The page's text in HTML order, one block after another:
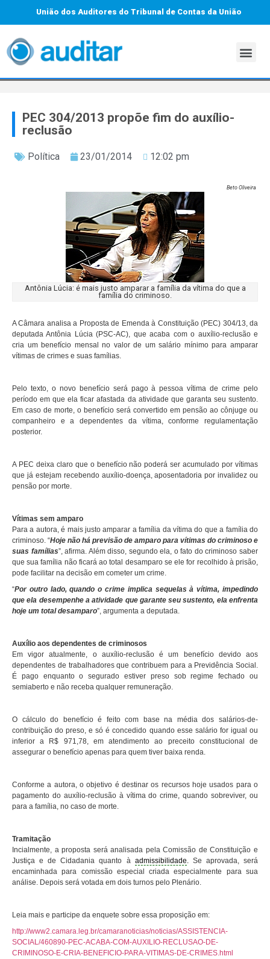
União dos Auditores do Tribunal de Contas da União
PEC 304/2013 propõe fim do auxílio-
reclusão
Política 23/01/2014 12:02 pm
Beto Oliveira
Antônia Lúcia: é mais justo amparar a família da vítima do que a
família do criminoso.
A Câmara analisa a Proposta de Emenda à Constituição (PEC) 304/13, da
deputada Antônia Lúcia (PSC-AC), que acaba com o auxílio-reclusão e
cria um benefício mensal no valor de um salário mínimo para amparar
vítimas de crimes e suas famílias.
Pelo texto, o novo benefício será pago à pessoa vítima de crime pelo
período em que ela ficar afastada da atividade que garanta seu sustento.
Em caso de morte, o benefício será convertido em pensão ao cônjuge ou
companheiro e a dependentes da vítima, conforme regulamentação
posterior.
A PEC deixa claro que o benefício não poderá ser acumulado por vítimas
que já estejam recebendo auxílio-doença, aposentadoria por invalidez ou
pensão por morte.
Vítimas sem amparo
Para a autora, é mais justo amparar a família da vítima do que a família do
criminoso. “Hoje não há previsão de amparo para vítimas do criminoso e
suas famílias”, afirma. Além disso, segundo ela, o fato do criminoso saber
que sua família não ficará ao total desamparo se ele for recolhido à prisão,
pode facilitar na decisão em cometer um crime.
“Por outro lado, quando o crime implica sequelas à vítima, impedindo
que ela desempenhe a atividade que garante seu sustento, ela enfrenta
hoje um total desamparo”, argumenta a deputada.
Auxílio aos dependentes de criminosos
Em vigor atualmente, o auxílio-reclusão é um benefício devido aos
dependentes de trabalhadores que contribuem para a Previdência Social.
É pago enquanto o segurado estiver preso sob regime fechado ou
semiaberto e não receba qualquer remuneração.
O cálculo do benefício é feito com base na média dos salários-de-
contribuição do preso, e só é concedido quando esse salário for igual ou
inferior a R$ 971,78, em atendimento ao preceito constitucional de
assegurar o benefício apenas para quem tiver baixa renda.
Conforme a autora, o objetivo é destinar os recursos hoje usados para o
pagamento do auxílio-reclusão à vítima do crime, quando sobreviver, ou
para a família, no caso de morte.
Tramitação
Incialmente, a proposta será analisada pela Comissão de Constituição e
Justiça e de Cidadania quanto à admissibilidade.Se aprovada, será
encaminhada para comissão especial criada especialmente para sua
análise. Depois será votada em dois turnos pelo Plenário.
Leia mais e participe da enquete sobre essa proposição em:
http://www2.camara.leg.br/camaranoticias/noticias/ASSISTENCIA-
SOCIAL/460890-PEC-ACABA-COM-AUXILIO-RECLUSAO-DE-
CRIMINOSO-E-CRIA-BENEFICIO-PARA-VITIMAS-DE-CRIMES.html